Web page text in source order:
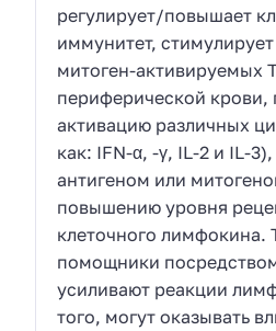
регулирует/повышает
иммунитет,
митоген-активируемых
периферической крови,
активацию различных
как: IFN-α, -γ, IL-2 и IL-
антигеном или
повышению уровня
клеточного лимфокина.
помощники
усиливают реакции
того, могут оказывать